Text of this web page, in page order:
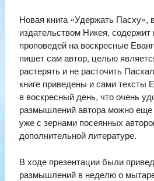
Новая книга «Удержать Пасху»,
издательством Никея, содержит
проповедей на воскресные
пишет сам автор, целью
растерять и не расточить
книге приведены и сами тексты
в воскресный день, что очень
размышлений автора можно еще
уже с зернами посеянных
дополнительной литературе.
В ходе презентации были
размышлений в неделю о